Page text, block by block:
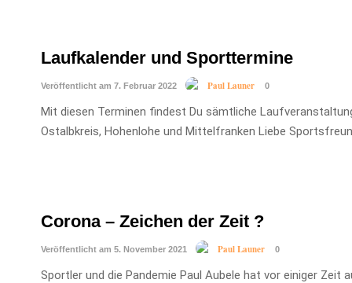
Laufkalender und Sporttermine
Veröffentlicht am 7. Februar 2022 Paul Launer 0
Mit diesen Terminen findest Du sämtliche
Ostalbkreis, Hohenlohe und Mittelfranken Liebe
Corona – Zeichen der Zeit ?
Veröffentlicht am 5. November 2021 Paul Launer 0
Sportler und die Pandemie Paul Aubele hat vor einiger Zeit